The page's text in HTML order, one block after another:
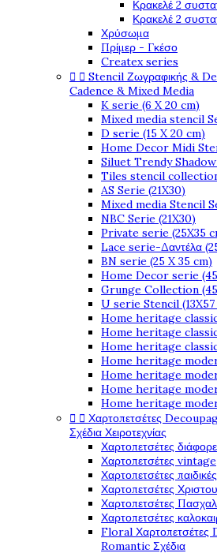
Κρακελέ 2
Κρακελέ 2
Χρύσωμα
Πρίμερ - Γκέσο
Createx series
  Stencil Ζωγραφικής &
Cadence & Mixed Media
K serie (6 X 20 cm)
Mixed media stencil
D serie (15 X 20 cm)
Home Decor Midi
Siluet Trendy
Tiles stencil collection
AS Serie (21X30)
Mixed media Stencil
NBC Serie (21X30)
Private serie (25X35
Lace serie-Δαντέλα
BN serie (25 X 35 cm)
Home Decor serie
Grunge Collection
U serie Stencil
Home heritage
Home heritage
Home heritage
Home heritage
Home heritage
Home heritage
Home heritage
  Χαρτοπετσέτες
Σχέδια Χειροτεχνίας
Χαρτοπετσέτες
Χαρτοπετσέτες vintage
Χαρτοπετσέτες παιδικές
Χαρτοπετσέτες
Χαρτοπετσέτες
Χαρτοπετσέτες
Floral Χαρτοπετσέτες
Romantic Σχέδια